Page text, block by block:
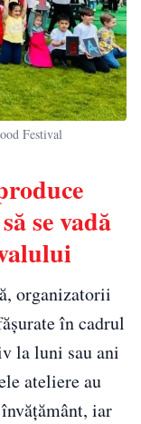
Festival
se vadă
organizatorii
în cadrul
la luni sau ani
ateliere au
iar